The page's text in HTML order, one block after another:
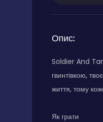
Опис:
Soldier And
гвинтівкою,
життя, тому
Як грати